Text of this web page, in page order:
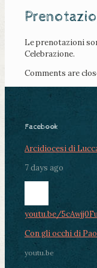
Le prenotazioni
Celebrazione.
Comments are
Facebook
Arcidiocesi di
7 days ago
youtu.be/
Con gli occhi di
youtu.be